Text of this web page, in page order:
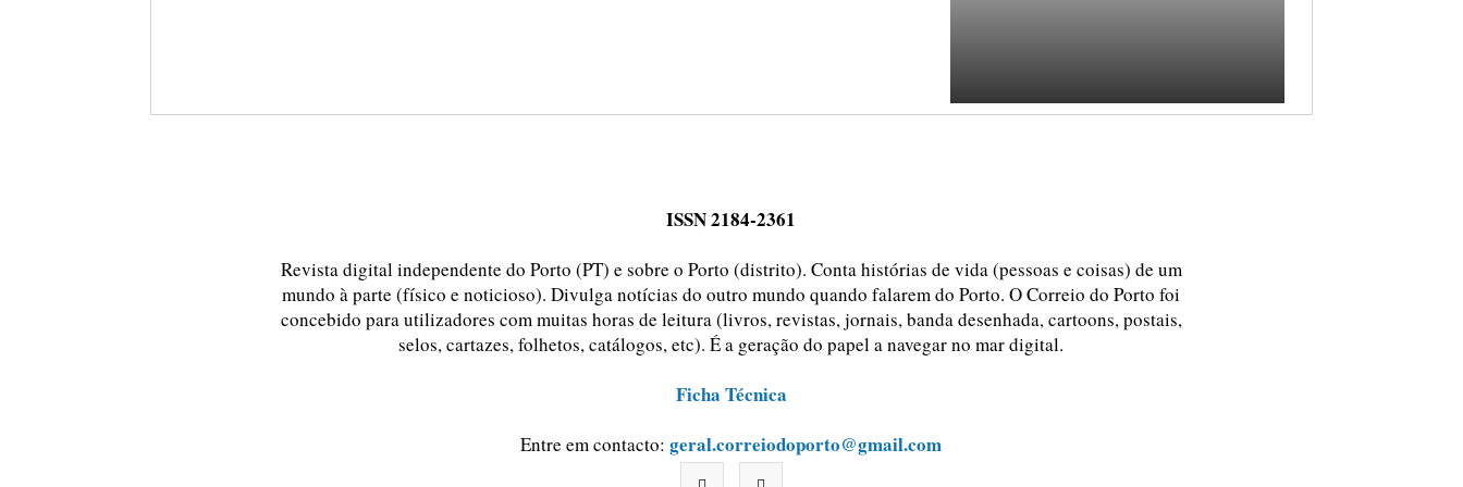
ISSN 2184-2361
Revista digital independente do Porto (PT) e sobre o Porto (distrito). Conta histórias de vida (pessoas e coisas) de um
mundo à parte (físico e noticioso). Divulga notícias do outro mundo quando falarem do Porto. O Correio do Porto foi
concebido para utilizadores com muitas horas de leitura (livros, revistas, jornais, banda desenhada, cartoons, postais,
selos, cartazes, folhetos, catálogos, etc). É a geração do papel a navegar no mar digital.
Ficha Técnica
Entre em contacto:geral.correiodoporto@gmail.com